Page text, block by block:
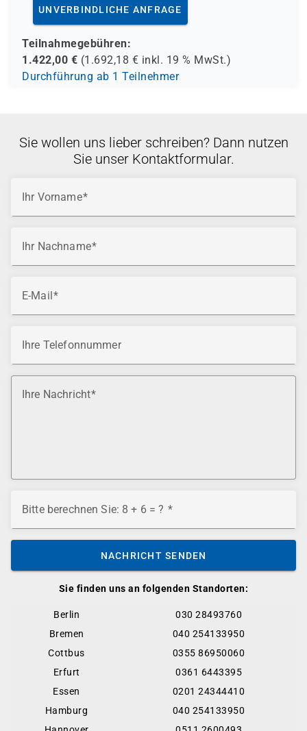
UNVERBINDLICHE ANFRAGE
Teilnahmegebühren:
1.422,00 € (1.692,18 € inkl. 19 % MwSt.)
Durchführung ab 1 Teilnehmer
Sie finden uns an folgenden Standorten:
Berlin
030 28493760
Bremen
040 254133950
Cottbus
0355 86950060
Erfurt
0361 6443395
Essen
0201 24344410
Hamburg
040 254133950
Sie wollen uns lieber schreiben? Dann nutzen
Sie unser Kontaktformular.
Ihr Vorname
Ihr Nachname
E-Mail
Ihre Telefonnummer
Ihre Nachricht
Bitte berechnen Sie: 8 + 6 = ?
NACHRICHT SENDEN